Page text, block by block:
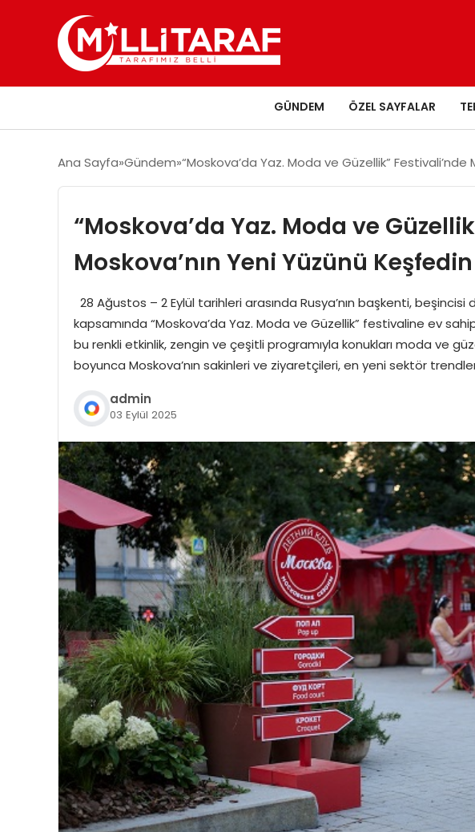
GÜNDEM ÖZEL SAYFALAR
Ana Sayfa Gündem “Moskova’da Yaz. Moda ve Güzellik” Festivali’nde
“Moskova’da Yaz. Moda ve
Moskova’nın Yeni Yüzünü Keşfedin
28 Ağustos – 2 Eylül tarihleri arasında Rusya’nın başkenti,
kapsamında “Moskova’da Yaz. Moda ve Güzellik” festivaline ev
bu renkli etkinlik, zengin ve çeşitli programıyla konukları moda ve
boyunca Moskova’nın sakinleri ve ziyaretçileri, en yeni sektör
admin
03 Eylül 2025